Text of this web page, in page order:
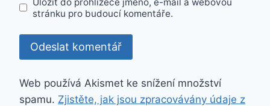
stránku pro budoucí komentáře.
Web používá Akismet ke snížení množství
spamu. Zjistěte, jak jsou zpracovávány údaje z